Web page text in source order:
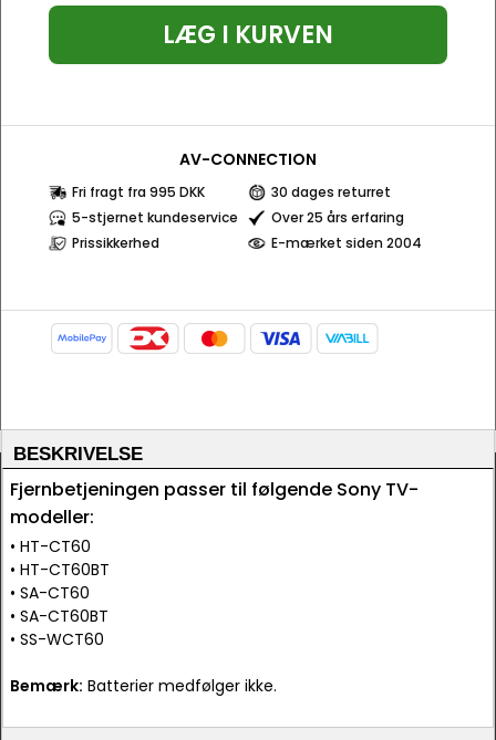
LÆG I KURVEN
AV-CONNECTION
Fri fragt fra 995 DKK
30 dages returret
5-stjernet kundeservice
Over 25 års erfaring
Prissikkerhed
E-mærket siden 2004
BESKRIVELSE
Fjernbetjeningen passer til følgende Sony TV-
modeller:
• HT-CT60
• HT-CT60BT
• SA-CT60
• SA-CT60BT
• SS-WCT60
Bemærk: Batterier medfølger ikke.